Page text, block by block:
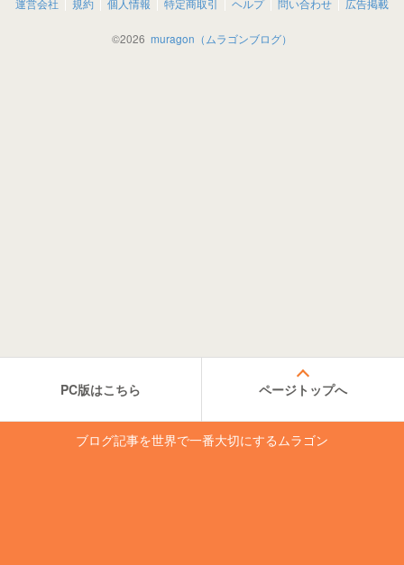
運営会社 規約 個人情報 特定商取引 ヘルプ 問い合わせ 広告掲載
©2026 muragon（ムラゴンブログ）
PC版はこちら ページトップへ
ブログ記事を世界で一番大切にするムラゴン